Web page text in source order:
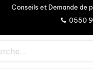
Conseils et Demande de
0550